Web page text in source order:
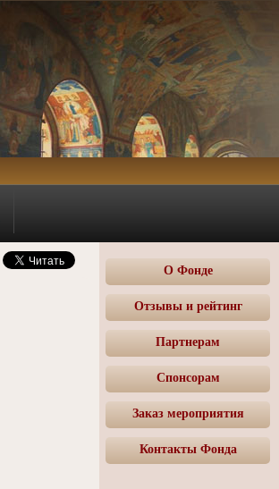
О Фонде
Отзывы и рейтинг
Партнерам
Спонсорам
Заказ мероприятия
Контакты Фонда